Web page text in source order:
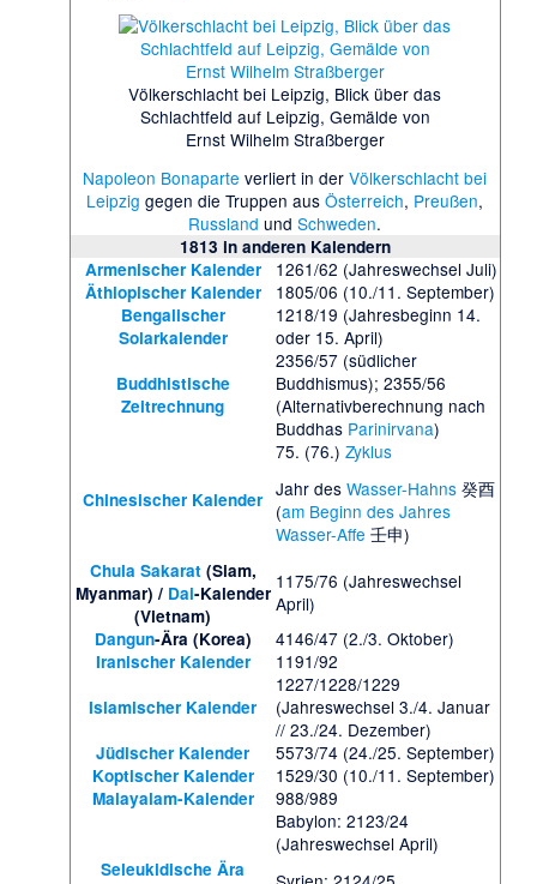
Völkerschlacht bei Leipzig, Blick über das
Schlachtfeld auf Leipzig, Gemälde von
Ernst Wilhelm Straßberger
Napoleon Bonaparte verliert in derVölkerschlacht bei
Leipzig gegen die Truppen ausÖsterreich, Preußen,
Russland undSchweden.
1813 in anderen Kalendern
Armenischer Kalender
1261/62 (Jahreswechsel Juli)
Äthiopischer Kalender 1805/06 (10./11. September)
Bengalischer
Solarkalender
1218/19 (Jahresbeginn 14.
oder 15. April)
Buddhistische
Zeitrechnung
2356/57 (südlicher
Buddhismus); 2355/56
(Alternativberechnung nach
Buddhas Parinirvana)
Chinesischer Kalender
75. (76.) Zyklus
Jahr des Wasser-Hahns癸酉
(am Beginn des Jahres
Wasser-Affe 壬申)
Chula Sakarat(Siam,
Myanmar) / Dai-Kalender
(Vietnam)
1175/76 (Jahreswechsel
April)
Dangun-Ära (Korea) 4146/47 (2./3. Oktober)
Iranischer Kalender 1191/92
Islamischer Kalender
1227/1228/1229
(Jahreswechsel 3./4. Januar
// 23./24. Dezember)
Jüdischer Kalender 5573/74 (24./25. September)
Koptischer Kalender 1529/30 (10./11. September)
Malayalam-Kalender 988/989
Seleukidische Ära
Babylon: 2123/24
(Jahreswechsel April)